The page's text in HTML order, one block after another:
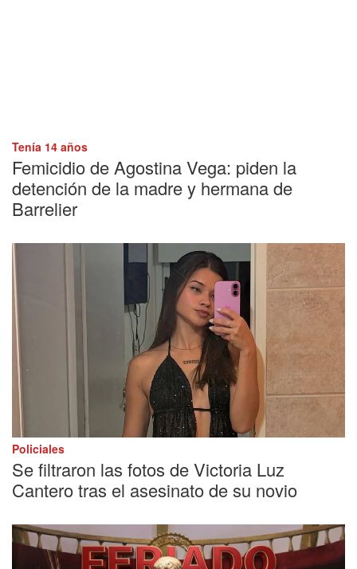
Tenía 14 años
Femicidio de Agostina Vega: piden la
detención de la madre y hermana de
Barrelier
Policiales
Se filtraron las fotos de Victoria Luz
Cantero tras el asesinato de su novio